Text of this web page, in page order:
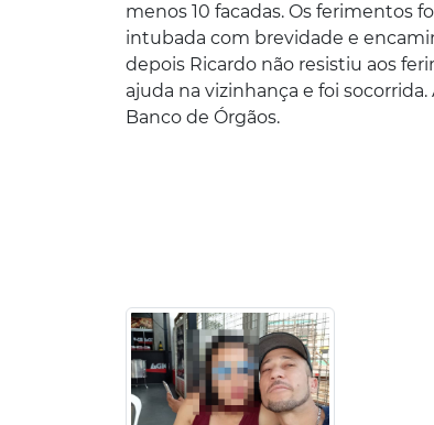
menos 10 facadas. Os ferimentos
intubada com brevidade e
depois Ricardo não resistiu aos
ajuda na vizinhança e foi
Banco de Órgãos.